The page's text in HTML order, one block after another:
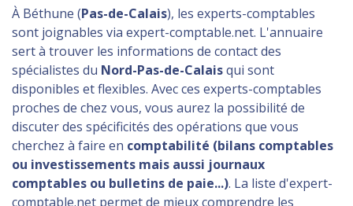
À Béthune (Pas-de-Calais), les experts-comptables
sont joignables via expert-comptable.net. L'annuaire
sert à trouver les informations de contact des
spécialistes du Nord-Pas-de-Calaisqui sont
disponibles et flexibles. Avec ces experts-comptables
proches de chez vous, vous aurez la possibilité de
discuter des spécificités des opérations que vous
cherchez à faire en comptabilité (bilans comptables
ou investissements mais aussi journaux
comptables ou bulletins de paie...). La liste d'expert-
comptable.net permet de mieux comprendre les